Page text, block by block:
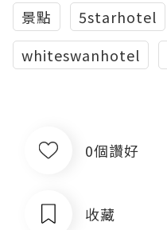
景點
5starhotel
whiteswanhotel
0個讚好
收藏